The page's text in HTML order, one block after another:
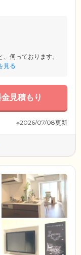
声がけ・館内の巡回
伺っております。
見る
見積もり
※2026/07/08更新